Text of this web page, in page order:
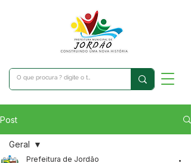
Post
Geral
Prefeitura de Jordão